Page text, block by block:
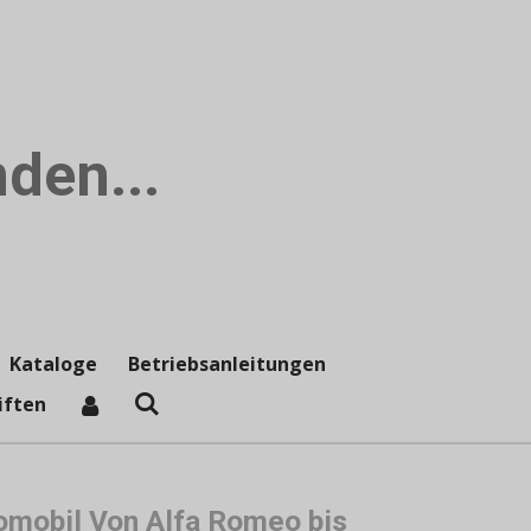
Kataloge
Betriebsanleitungen
Von Alfa Romeo bis